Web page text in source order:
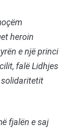
heroin
e një princi
falë Lidhjes
solidaritetit
fjalën e saj